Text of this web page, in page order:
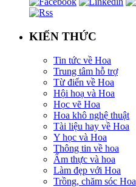
KIẾN THỨC
Tin tức về Hoa
Trung tâm hỗ trợ
Từ điển về Hoa
Hội hoạ và Hoa
Học vẽ Hoa
Hoa khô nghệ thuật
Tài liệu hay về Hoa
Y học và Hoa
Thông tin về hoa
Ẩm thực và hoa
Làm đẹp với Hoa
Trồng, chăm sóc Hoa